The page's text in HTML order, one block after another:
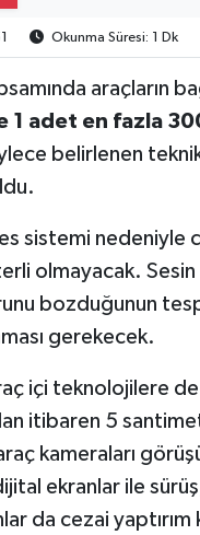
Okunma Süresi: 1 Dk
araçların
1 adet en fazla
belirlenen
sistemi nedeniyle
olmayacak. Sesin
bozduğunun
gerekecek.
içi teknolojilere
itibaren 5
kameraları
dijital ekranlar ile
da cezai